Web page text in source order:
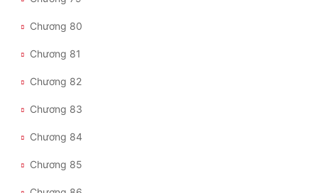
Chương 80
Chương 81
Chương 82
Chương 83
Chương 84
Chương 85